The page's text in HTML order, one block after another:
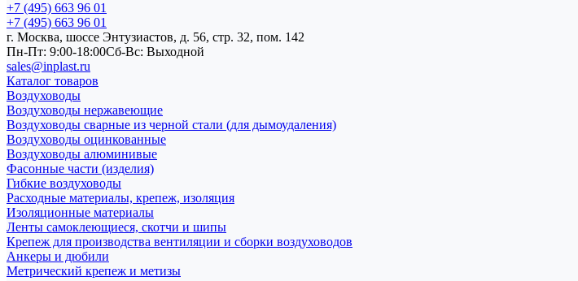
+7 (495) 663 96 01
+7 (495) 663 96 01
г. Москва, шоссе Энтузиастов, д. 56, стр. 32, пом. 142
Пн-Пт: 9:00-18:00Cб-Вс: Выходной
sales@inplast.ru
Каталог товаров
Воздуховоды
Воздуховоды нержавеющие
Воздуховоды сварные из черной стали (для дымоудаления)
Воздуховоды оцинкованные
Воздуховоды алюминивые
Фасонные части (изделия)
Гибкие воздуховоды
Расходные материалы, крепеж, изоляция
Изоляционные материалы
Ленты самоклеющиеся, скотчи и шипы
Крепеж для производства вентиляции и сборки воздуховодов
Анкеры и дюбили
Метрический крепеж и метизы